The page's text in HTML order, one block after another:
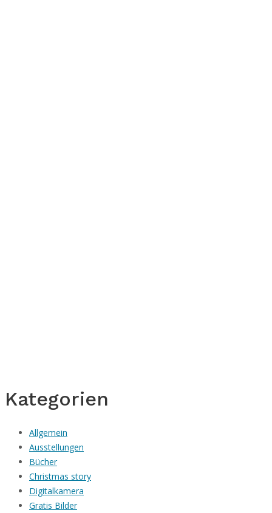
Kategorien
Allgemein
Ausstellungen
Bücher
Christmas story
Digitalkamera
Gratis Bilder